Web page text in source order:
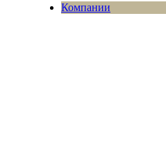
Компании